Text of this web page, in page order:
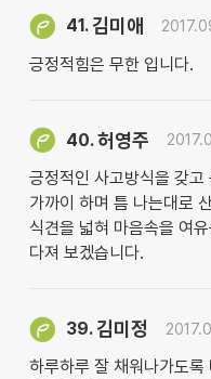
41.김미애
긍정적힘은 무한 입니다.
40.허영주
긍정적인 사고방식을 갖고
가까이 하며 틈 나는대로
식견을 넓혀 마음속을 여유
다져 보겠습니다.
39.김미정
하루하루 잘 채워나가도록